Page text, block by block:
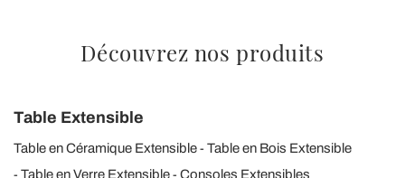
Découvrez nos produits
Table Extensible
Table en Céramique Extensible
Table en Bois Extensible
Table en Verre Extensible
Consoles Extensibles